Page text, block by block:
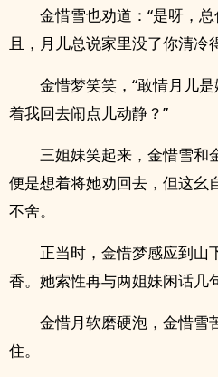
金惜雪也劝道：“是呀，
且，月儿总说家里没了你清冷
金惜梦笑笑，“敢情月儿
着我回去闹点儿动静？”
三姐妹笑起来，金惜雪和
便是想着将她劝回去，但这幺
不舍。
正当时，金惜梦感应到山
香。她索性再与两姐妹闲话几
金惜月软磨硬泡，金惜雪
住。